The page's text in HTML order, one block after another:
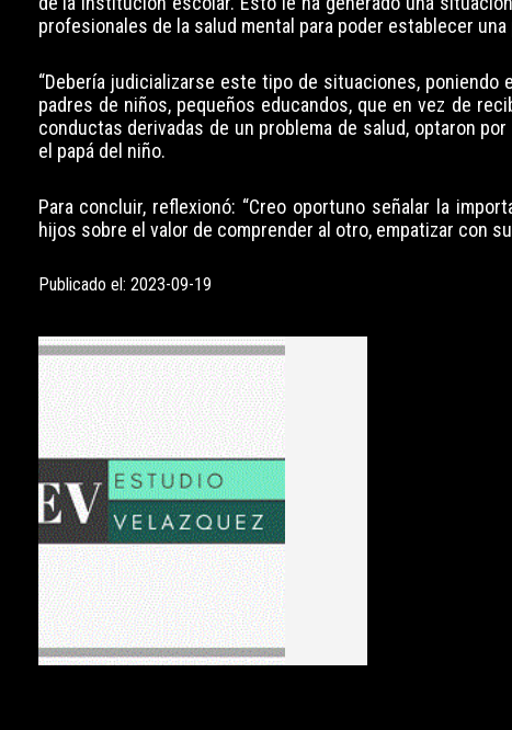
profesionales de la salud mental para poder establecer
“Debería judicializarse este tipo de situaciones,
padres de niños, pequeños educandos, que en vez de
conductas derivadas de un problema de salud, optaron
el papá del niño.
Para concluir, reflexionó: “Creo oportuno señalar la
hijos sobre el valor de comprender al otro, empatizar con
Publicado el: 2023-09-19